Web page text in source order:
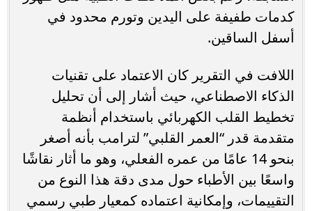
كدمات طفيفة على اليدين وتورم محدود في
أسفل الساقين.
اللافت في التقرير كان الاعتماد على تقنيات
الذكاء الاصطناعي، حيث أشار إلى أن تحليل
تخطيط القلب الكهربائي باستخدام أنظمة
متقدمة قدر “العمر القلبي” لترامب بأنه أصغر
بنحو 14 عامًا من عمره الفعلي، وهو ما أثار نقاشًا
واسعًا بين الأطباء حول مدى دقة هذا النوع من
التقييمات، وإمكانية اعتماده كمعيار طبي رسمي